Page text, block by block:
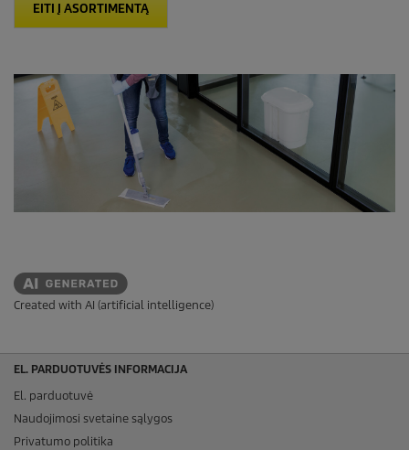
EITI Į ASORTIMENTĄ
Created with AI (artificial intelligence)
EL. PARDUOTUVĖS INFORMACIJA
El. parduotuvė
Naudojimosi svetaine sąlygos
Privatumo politika